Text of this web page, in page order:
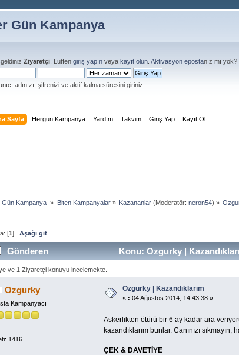
Gün Kampanya
Ziyaretçi . Lütfen giriş yapın veya kayıt olun Aktivasyon epostanız mı yok?
adınızı, şifrenizi ve aktif kalma süresini giriniz
Sayfa Hergün Kampanya Yardım Takvim Giriş Yap Kayıt Ol
Gün Kampanya » Biten Kampanyalar» Kazananlar(Moderatör: neron54) »
[1]Aşağı git
Gönderen Konu: Ozgurky |
ve 1 Ziyaretçi konuyu incelemekte.
Ozgurky
Kampanyacı
1416
Ozgurky | Kazandıklarım
« : 04 Ağustos 2014, 14:43:38 »
Askerlikten ötürü bir 6 ay kadar ara
kazandıklarım bunlar. Canınızı
ÇEK & DAVETİYE